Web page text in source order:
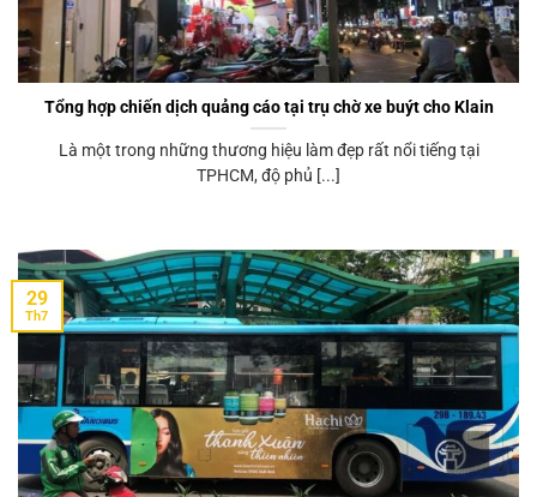
Tổng hợp chiến dịch quảng cáo tại trụ chờ xe buýt cho Klain
Là một trong những thương hiệu làm đẹp rất nổi tiếng tại
TPHCM, độ phủ [...]
29
Th7